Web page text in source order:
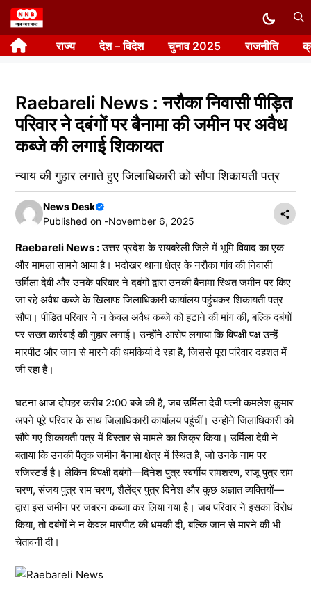
Skip
to
content राज्य देश – विदेश चुनाव 2025 राजनीति
Raebareli News : नरौका निवासी पीड़ित
परिवार ने दबंगों पर बैनामा की जमीन पर अवैध
कब्जे की लगाई शिकायत
न्याय की गुहार लगाते हुए जिलाधिकारी को सौंपा शिकायती पत्र
News Desk
Published on -November 6, 2025
Raebareli News :उत्तर प्रदेश के रायबरेली जिले में भूमि विवाद का एक
और मामला सामने आया है। भदोखर थाना क्षेत्र के नरौका गांव की निवासी
उर्मिला देवी और उनके परिवार ने दबंगों द्वारा उनकी बैनामा स्थित जमीन पर किए
जा रहे अवैध कब्जे के खिलाफ जिलाधिकारी कार्यालय पहुंचकर शिकायती पत्र
सौंपा। पीड़ित परिवार ने न केवल अवैध कब्जे को हटाने की मांग की, बल्कि दबंगों
पर सख्त कार्रवाई की गुहार लगाई। उन्होंने आरोप लगाया कि विपक्षी पक्ष उन्हें
मारपीट और जान से मारने की धमकियां दे रहा है, जिससे पूरा परिवार दहशत में
जी रहा है।
घटना आज दोपहर करीब 2:00 बजे की है, जब उर्मिला देवी पत्नी कमलेश कुमार
अपने पूरे परिवार के साथ जिलाधिकारी कार्यालय पहुंचीं। उन्होंने जिलाधिकारी को
सौंपे गए शिकायती पत्र में विस्तार से मामले का जिक्र किया। उर्मिला देवी ने
बताया कि उनकी पैतृक जमीन बैनामा क्षेत्र में स्थित है, जो उनके नाम पर
रजिस्टर्ड है। लेकिन विपक्षी दबंगों—दिनेश पुत्र स्वर्गीय रामशरण, राजू पुत्र राम
चरण, संजय पुत्र राम चरण, शैलेंद्र पुत्र दिनेश और कुछ अज्ञात व्यक्तियों—
द्वारा इस जमीन पर जबरन कब्जा कर लिया गया है। जब परिवार ने इसका विरोध
किया, तो दबंगों ने न केवल मारपीट की धमकी दी, बल्कि जान से मारने की भी
चेतावनी दी।